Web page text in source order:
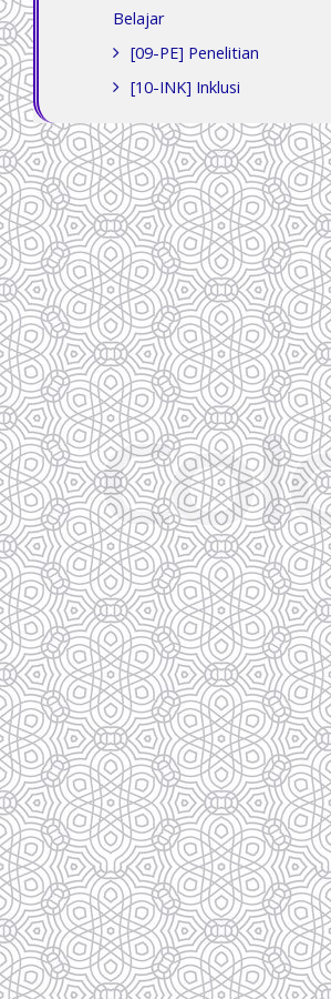
Belajar
[09-PE] Penelitian
[10-INK] Inklusi